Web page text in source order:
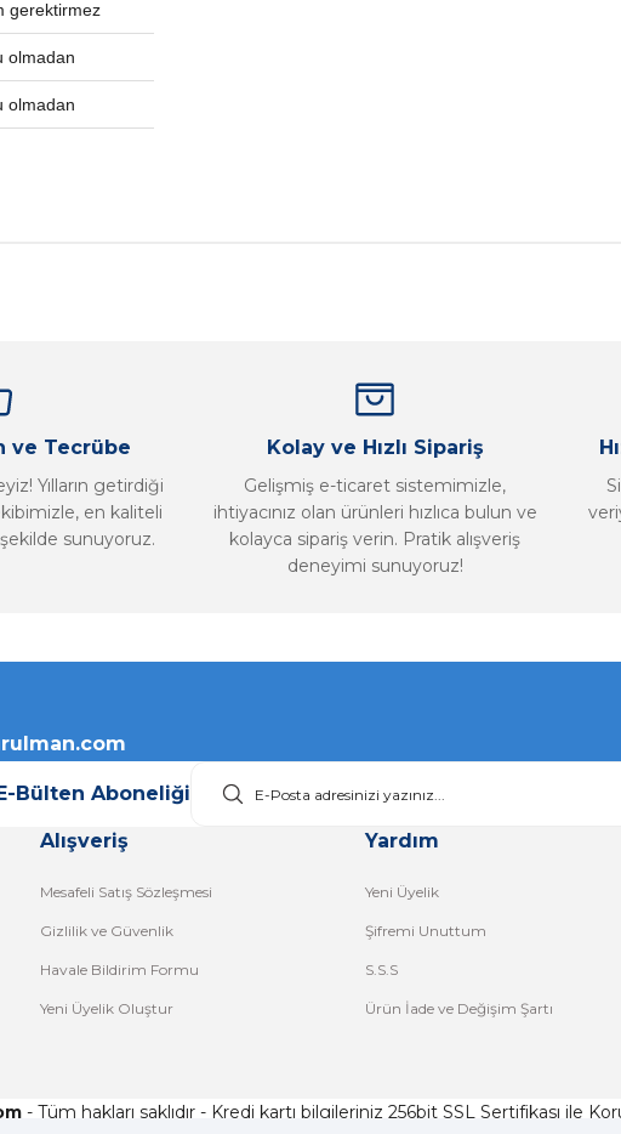
gerektirmez
olmadan
olmadan
ve Tecrübe
Yılların getirdiği
en kaliteli
sunuyoruz.
Kolay ve Hızlı Sipariş
Gelişmiş e-ticaret sistemimizle,
ihtiyacınız olan ürünleri hızlıca bulun ve
kolayca sipariş verin. Pratik alışveriş
deneyimi sunuyoruz!
E-Bülten Aboneliği
Alışveriş
Mesafeli Satış Sözleşmesi
Gizlilik ve Güvenlik
Havale Bildirim Formu
Yeni Üyelik Oluştur
Yardım
Yeni Üyelik
Şifremi Unuttum
S.S.S
Ürün İade ve Değişim Şartı
- Tüm hakları saklıdır - Kredi kartı bilgileriniz 256bit SSL Sertifikası ile